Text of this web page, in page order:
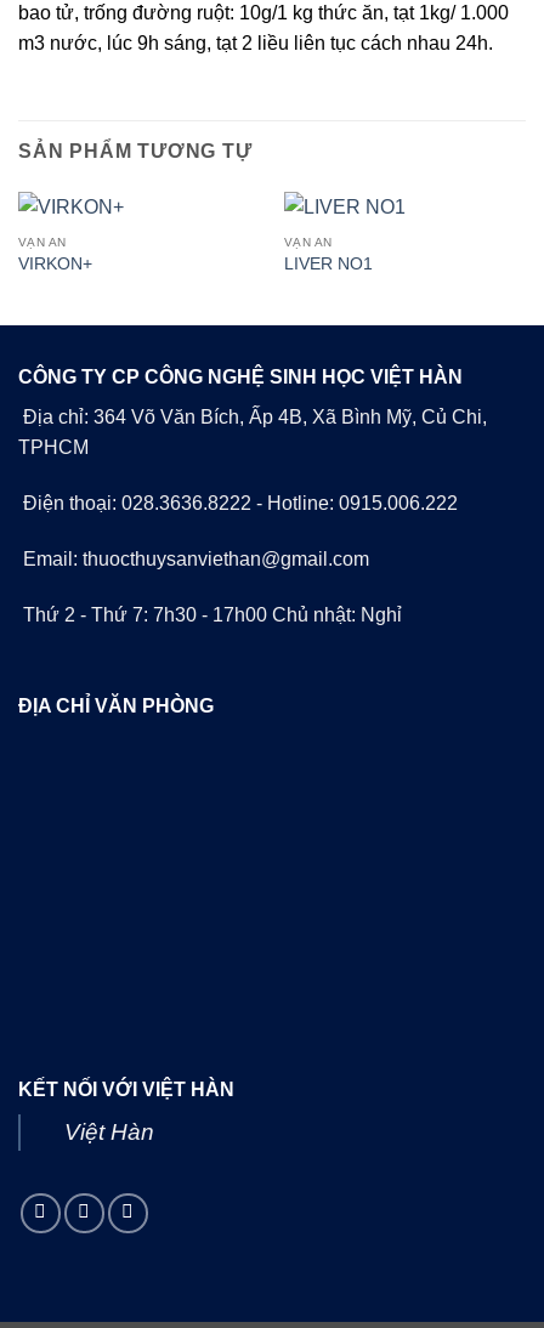
bao tử, trống đường ruột: 10g/1 kg thức ăn, tạt 1kg/ 1.000
m3 nước, lúc 9h sáng, tạt 2 liều liên tục cách nhau 24h.
SẢN PHẨM TƯƠNG TỰ
VẠN AN
VIRKON+
VẠN AN
LIVER NO1
CÔNG TY CP CÔNG NGHỆ SINH HỌC VIỆT HÀN
Địa chỉ: 364 Võ Văn Bích, Ấp 4B, Xã Bình Mỹ, Củ Chi,
TPHCM
Điện thoại: 028.3636.8222 - Hotline: 0915.006.222
Email: thuocthuysanviethan@gmail.com
Thứ 2 - Thứ 7: 7h30 - 17h00 Chủ nhật: Nghỉ
ĐỊA CHỈ VĂN PHÒNG
KẾT NỐI VỚI VIỆT HÀN
Việt Hàn